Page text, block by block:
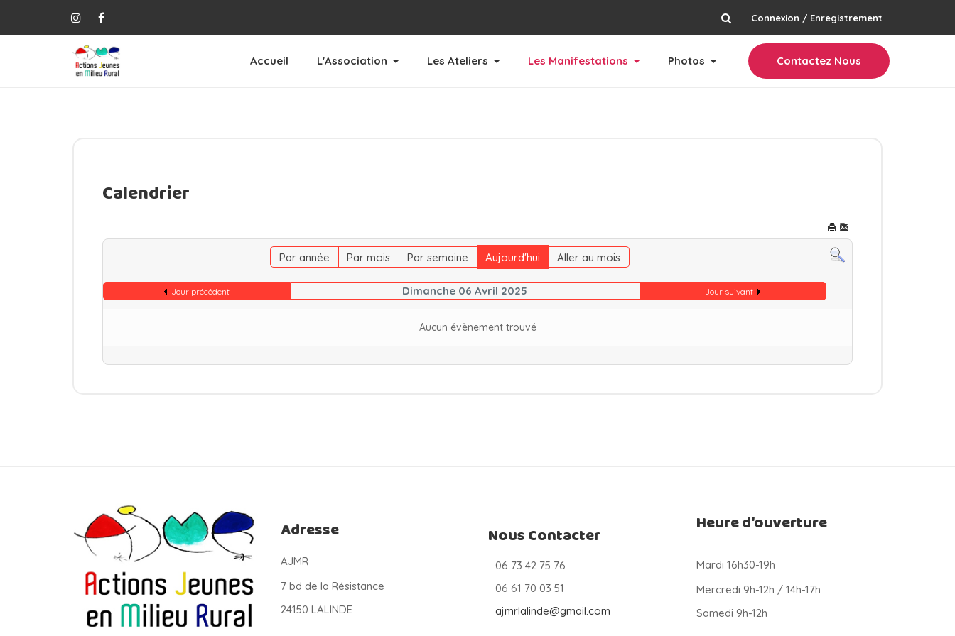
rechercher
Connexion / Enregistrement
Accueil L'Association Les Ateliers Les Manifestations Photos Contactez Nous
Calendrier
Par année Par mois Par semaine Aujourd'hui Aller au mois
Jour précédent Dimanche 06 Avril 2025 Jour suivant
Aucun évènement trouvé
Adresse
AJMR
7 bd de la Résistance
24150 LALINDE
Nous Contacter
06 73 42 75 76
06 61 70 03 51
ajmrlalinde@gmail.com
Heure d'ouverture
Mardi 16h30-19h
Mercredi 9h-12h / 14h-17h
Samedi 9h-12h